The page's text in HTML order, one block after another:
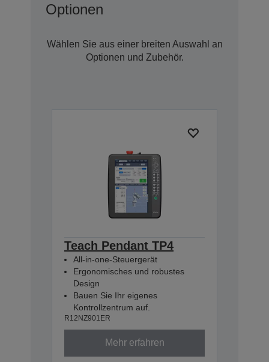
Optionen
Wählen Sie aus einer breiten Auswahl an
Optionen und Zubehör.
Teach Pendant TP4
All-in-one-Steuergerät
Ergonomisches und robustes
Design
Bauen Sie Ihr eigenes
Kontrollzentrum auf.
R12NZ901ER
Mehr erfahren